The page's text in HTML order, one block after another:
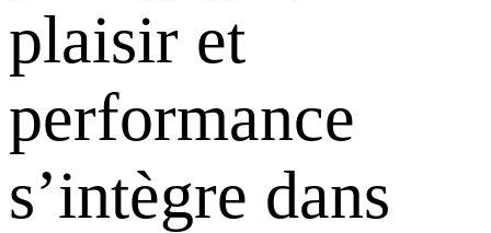
plaisir et
performance
s’intègre dans